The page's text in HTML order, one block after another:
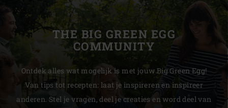
THE BIG GREEN EGG
COMMUNITY
Ontdek alles wat mogelijk is met jouw Big Green Egg!
Van tips tot recepten: laat je inspireren en inspireer
anderen. Stel je vragen, deel je creaties en word deel van